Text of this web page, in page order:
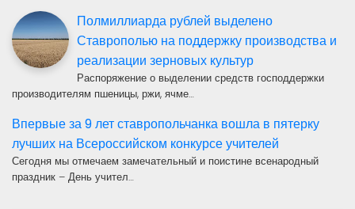
Полмиллиарда рублей выделено
Ставрополью на поддержку производства и
реализации зерновых культур
Распоряжение о выделении средств господдержки
производителям пшеницы, ржи, ячме…
Впервые за 9 лет ставропольчанка вошла в пятерку
лучших на Всероссийском конкурсе учителей
Сегодня мы отмечаем замечательный и поистине всенародный
праздник – День учител…